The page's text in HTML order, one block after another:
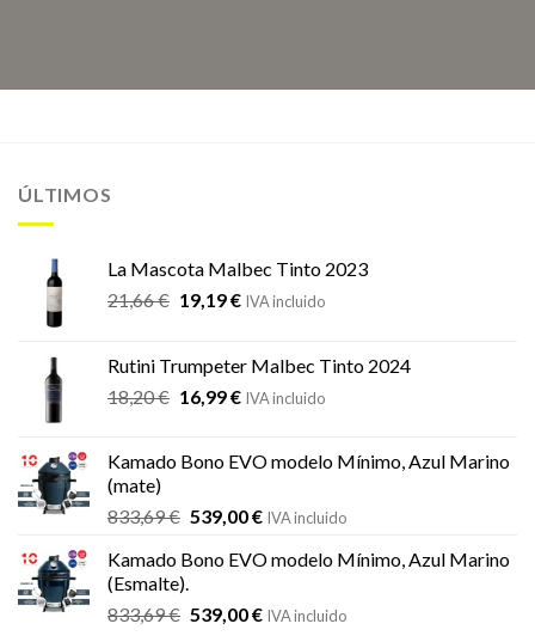
ÚLTIMOS
La Mascota Malbec Tinto 2023
21,66€ El
era:
21,66 €.
19,19€El
es:
19,19 €.
IVA incluido
Rutini Trumpeter Malbec Tinto 2024
18,20€ El
era:
16,99€El
es:
IVA incluido
Kamado Bono EVO modelo Mínimo, Azul Marino
(mate)
833,69€ El
original
era:
833,69 €.
539,00€El
actual
539,00 €.
IVA incluido
Kamado Bono EVO modelo Mínimo, Azul Marino
(Esmalte).
833,69€ El
539,00€ElIVA incluido